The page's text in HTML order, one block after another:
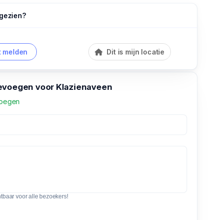
Dit is mijn locatie
voor Klazienaveen
voor alle bezoekers!